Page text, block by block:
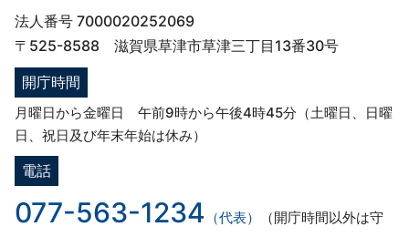
法人番号 7000020252069
〒525-8588 滋賀県草津市草津三丁目13番30号
開庁時間
月曜日から金曜日 午前9時から午後4時45分（土曜日、日曜
日、祝日及び年末年始は休み）
電話
077-563-1234 （代表）
（開庁時間以外は守